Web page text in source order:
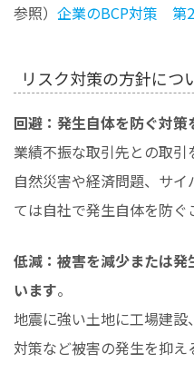
参照） 企業のBCP対策 第
リスク対策の方針につ
回避：発生自体を防ぐ対策
業績不振な取引先との取引
自然災害や経済問題、サ
ては自社で発生自体を防ぐ
低減：被害を減少または
います。
地震に強い土地に工場建設
対策など被害の発生を抑え